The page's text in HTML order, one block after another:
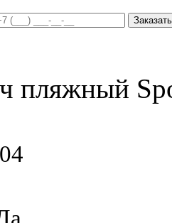
Заказать
пляжный